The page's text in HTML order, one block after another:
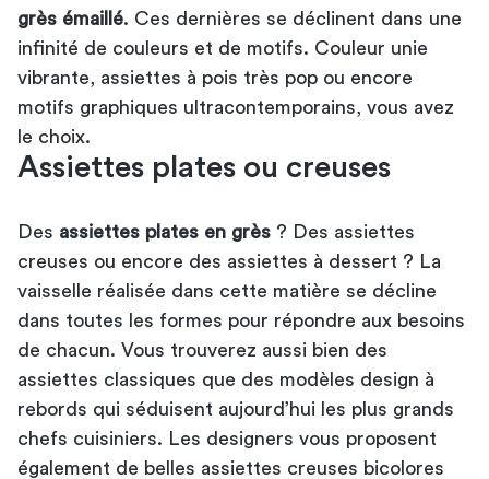
grès émaillé. Ces dernières se déclinent dans une
infinité de couleurs et de motifs. Couleur unie
vibrante, assiettes à pois très pop ou encore
motifs graphiques ultracontemporains, vous avez
le choix.
Assiettes plates ou creuses
Des assiettes plates en grès ? Des assiettes
creuses ou encore des assiettes à dessert ? La
vaisselle réalisée dans cette matière se décline
dans toutes les formes pour répondre aux besoins
de chacun. Vous trouverez aussi bien des
assiettes classiques que des modèles design à
rebords qui séduisent aujourd’hui les plus grands
chefs cuisiniers. Les designers vous proposent
également de belles assiettes creuses bicolores